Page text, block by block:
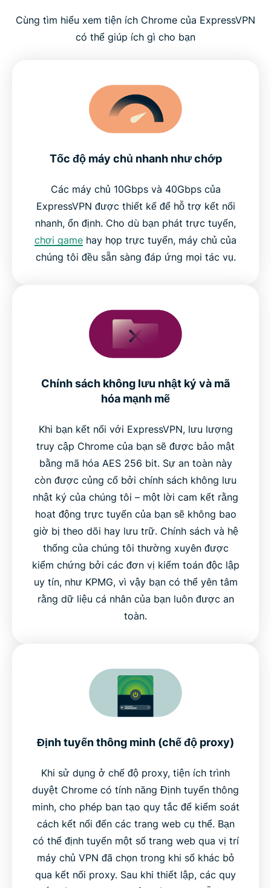
Cùng tìm hiểu xem tiện ích Chrome của ExpressVPN
có thể giúp ích gì cho bạn
Tốc độ máy chủ nhanh như chớp
Các máy chủ 10Gbps và 40Gbps của
ExpressVPN được thiết kế để hỗ trợ kết nối
nhanh, ổn định. Cho dù bạn phát trực tuyến,
chơi game hay họp trực tuyến, máy chủ của
chúng tôi đều sẵn sàng đáp ứng mọi tác vụ.
Chính sách không lưu nhật ký và mã
hóa mạnh mẽ
Khi bạn kết nối với ExpressVPN, lưu lượng
truy cập Chrome của bạn sẽ được bảo mật
bằng mã hóa AES 256 bit. Sự an toàn này
còn được củng cố bởi chính sách không lưu
nhật ký của chúng tôi – một lời cam kết rằng
hoạt động trực tuyến của bạn sẽ không bao
giờ bị theo dõi hay lưu trữ. Chính sách và hệ
thống của chúng tôi thường xuyên được
kiểm chứng bởi các đơn vị kiểm toán độc lập
uy tín, như KPMG, vì vậy bạn có thể yên tâm
rằng dữ liệu cá nhân của bạn luôn được an
toàn.
Định tuyến thông minh (chế độ proxy)
Khi sử dụng ở chế độ proxy, tiện ích trình
duyệt Chrome có tính năng Định tuyến thông
minh, cho phép bạn tạo quy tắc để kiểm soát
cách kết nối đến các trang web cụ thể. Bạn
có thể định tuyến một số trang web qua vị trí
máy chủ VPN đã chọn trong khi số khác bỏ
qua kết nối proxy. Sau khi thiết lập, các quy